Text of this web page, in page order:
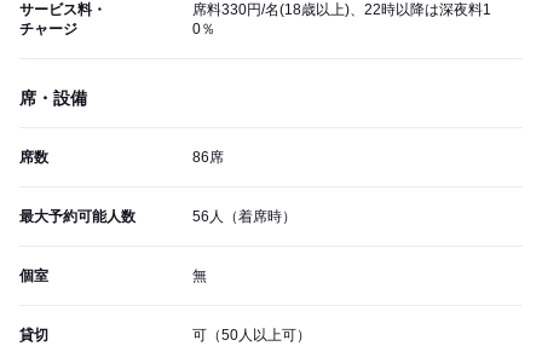
サービス料・
チャージ
席料330円/名(18歳以上)、22時以降は深夜料1
0％
席・設備
席数 86席
最大予約可能人数 56人（着席時）
個室 無
貸切 可（50人以上可）